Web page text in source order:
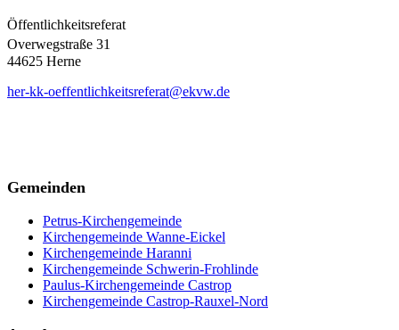
Öffentlichkeitsreferat
Overwegstraße 31
44625 Herne
her-kk-oeffentlichkeitsreferat@ekvw.de
Gemeinden
Petrus-Kirchengemeinde
Kirchengemeinde Wanne-Eickel
Kirchengemeinde Haranni
Kirchengemeinde Schwerin-Frohlinde
Paulus-Kirchengemeinde Castrop
Kirchengemeinde Castrop-Rauxel-Nord